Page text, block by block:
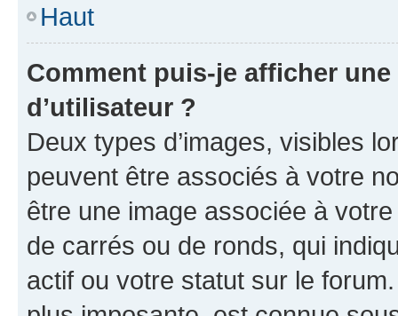
Haut
Comment puis-je afficher
d’utilisateur ?
Deux types d’images, visibles
peuvent être associés à votre
être une image associée à
de carrés ou de ronds, qui
actif ou votre statut sur le